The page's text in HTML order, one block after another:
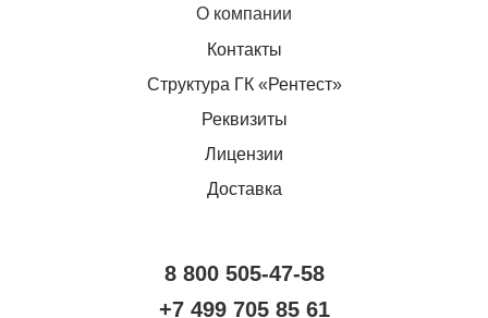
О компании
Контакты
Структура ГК «Рентест»
Реквизиты
Лицензии
Доставка
8 800 505-47-58
+7 499 705 85 61